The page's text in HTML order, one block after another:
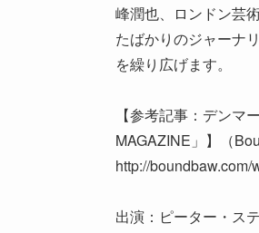
峰潤也、ロンドン芸
たばかりのジャーナ
を繰り広げます。
【参考記事：デン
MAGAZINE」】（
http://
出演：ピーター・ス